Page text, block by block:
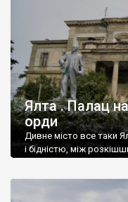
Ялта . Палац
орди
Дивне місто все таки
і бідністю, між